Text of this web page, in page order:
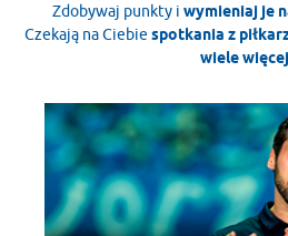
Zdobywaj punkty i wymieniaj je
Czekają na Ciebie spotkania z
wiele